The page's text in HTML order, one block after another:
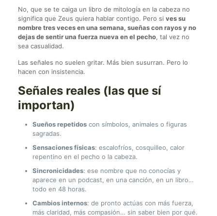
No, que se te caiga un libro de mitología en la cabeza no
significa que Zeus quiera hablar contigo. Pero si ves su
nombre tres veces en una semana, sueñas con rayos y no
dejas de sentir una fuerza nueva en el pecho, tal vez no
sea casualidad.
Las señales no suelen gritar. Más bien susurran. Pero lo
hacen con insistencia.
Señales reales (las que sí
importan)
Sueños repetidoscon símbolos, animales o figuras
sagradas.
Sensaciones físicas: escalofríos, cosquilleo, calor
repentino en el pecho o la cabeza.
Sincronicidades: ese nombre que no conocías y
aparece en un podcast, en una canción, en un libro…
todo en 48 horas.
Cambios internos: de pronto actúas con más fuerza,
más claridad, más compasión… sin saber bien por qué.